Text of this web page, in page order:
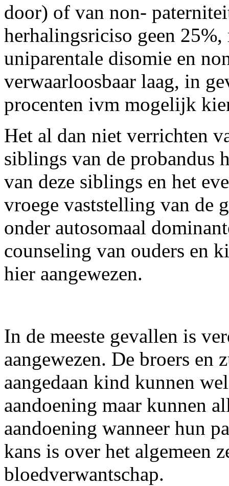
door) of van non-
herhalingsriciso geen
uniparentale disomie en
verwaarloosbaar laag, in
procenten ivm mogelijk
Het al dan niet verrichten
siblings van de probandus
van deze siblings en het
vroege vaststelling van de
onder autosomaal
counseling van ouders en
hier aangewezen.
In de meeste gevallen is
aangewezen. De broers en
aangedaan kind kunnen
aandoening maar kunnen
aandoening wanneer hun
kans is over het algemeen
bloedverwantschap.